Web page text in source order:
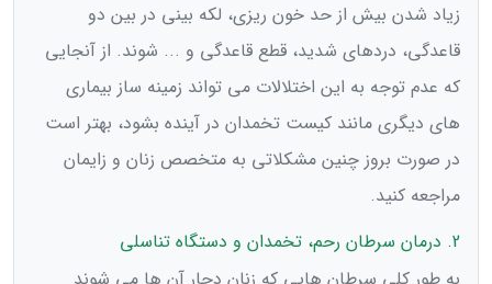
زیاد شدن بیش از حد خون ریزی، لکه بینی در بین دو
قاعدگی، دردهای شدید، قطع قاعدگی و ... شوند. از آنجایی
که عدم توجه به این اختلالات می تواند زمینه ساز بیماری
های دیگری مانند کیست تخمدان در آینده بشود، بهتر است
در صورت بروز چنین مشکلاتی به متخصص زنان و زایمان
مراجعه کنید.
2. درمان سرطان رحم، تخمدان و دستگاه تناسلی